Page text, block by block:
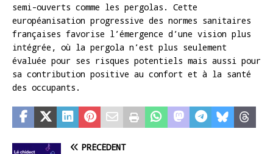
semi-ouverts comme les pergolas. Cette
européanisation progressive des normes sanitaires
françaises favorise l’émergence d’une vision plus
intégrée, où la pergola n’est plus seulement
évaluée pour ses risques potentiels mais aussi pour
sa contribution positive au confort et à la santé
des occupants.
PRÉCÉDENT